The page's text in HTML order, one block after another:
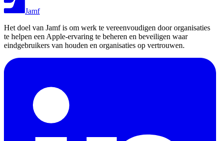
Jamf
Het doel van Jamf is om werk te vereenvoudigen door organisaties
te helpen een Apple-ervaring te beheren en beveiligen waar
eindgebruikers van houden en organisaties op vertrouwen.